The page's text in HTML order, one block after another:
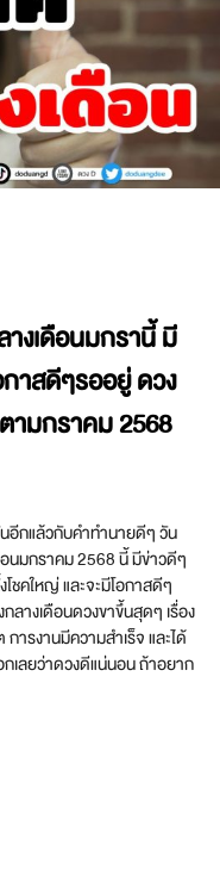
งเดือนมกรานี้ มี
กาสดีๆรออยู่ ดวง
ามกราคม 2568
อีกแล้วกับคำทำนายดีๆ วัน
นมกราคม 2568 นี้ มีข่าวดีๆ
ชคใหญ่ และจะมีโอกาสดีๆ
ลางเดือนดวงขาขึ้นสุดๆ เรื่อง
การงานมีความสำเร็จ และได้
เลยว่าดวงดีแน่นอน ถ้าอยาก